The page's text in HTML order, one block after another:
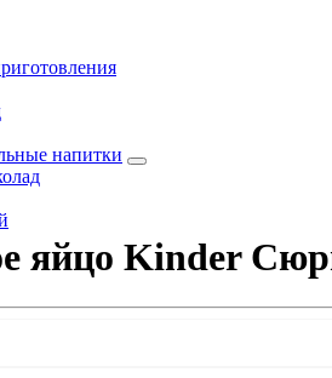
напитки
яйцо Kinder